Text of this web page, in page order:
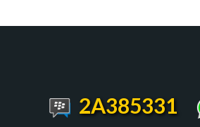
2A385331